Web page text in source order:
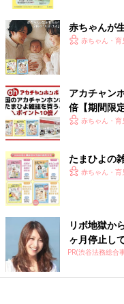
ちょっとしたものを
棒とS字フック
赤ちゃんが
赤ちゃん・育
アカチャン
倍【期間限定
赤ちゃん・育
たまひよの
赤ちゃん・育
リボ地獄か
ヶ月停止し
PR(渋谷法務総合